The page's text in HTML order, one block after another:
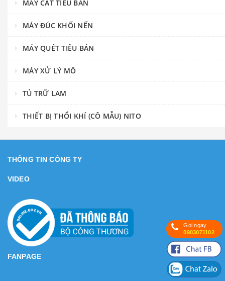
MÁY CẮT TIÊU BẢN
MÁY ĐÚC KHỐI NẾN
MÁY QUÉT TIÊU BẢN
MÁY XỬ LÝ MÔ
TỦ TRỮ LAM
THIẾT BỊ THỔI KHÍ (CÔ MẪU) NITO
THÔNG TIN CÔNG TY
VIDEO
FANPAGE
Gọi ngay
0903071102